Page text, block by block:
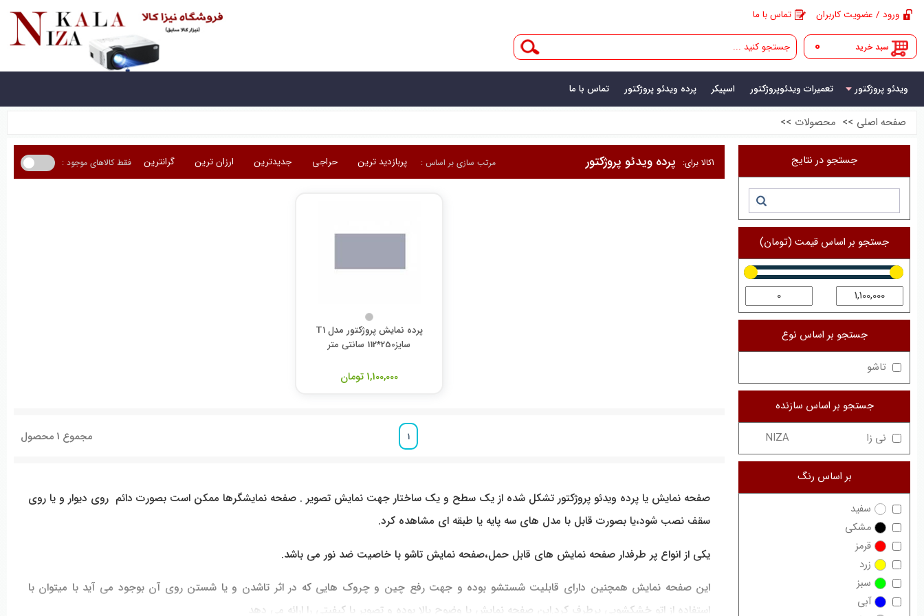
ورود / عضویت کاربران تماس با ما
سبد خرید 0
ویدئو پروژکتور تعمیرات ویدئوپروژکتور اسپیکر پرده ویدئو پروژکتور تماس با ما
صفحه اصلی >> محصولات >>
جستجو در نتایج
جستجو بر اساس قیمت (تومان)
جستجو بر اساس نوع
تاشو
جستجو بر اساس سازنده
نی زا NIZA
بر اساس رنگ
سفید
مشکی
قرمز
زرد
سبز
آبی
1کالا برای: پرده ویدئو پروژکتور مرتب سازی بر اساس : پربازدید ترین حراجی جدیدترین ارزان ترین گرانترین فقط کالاهای موجود :
پرده نمایش پروژکتور مدل T1
سایز250*112 سانتی متر
1,100,000 تومان
1 مجموع 1 محصول
صفحه نمایش یا پرده ویدئو پروژکتور تشکل شده از یک سطح و یک ساختار جهت نمایش تصویر . صفحه نمایشگرها ممکن است بصورت دائم روی دیوار و یا روی
سقف نصب شود،یا بصورت قابل با مدل های سه پایه یا طبقه ای مشاهده کرد.
یکی از انواع پر طرفدار صفحه نمایش های قابل حمل،صفحه نمایش تاشو با خاصیت ضد نور می باشد.
این صفحه نمایش همچنین دارای قابلیت شستشو بوده و جهت رفع چین و چروک هایی که در اثر تاشدن و یا شستن روی آن بوجود می آید با میتوان با
استفاده از اتو خشکشویی برطرف کرد.این صفحه نمایش با وضوح بالا بوده و تصویر با کیفیتی را ارائه می دهد